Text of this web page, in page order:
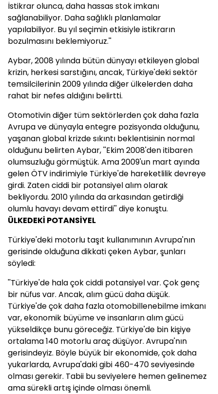
İstikrar olunca, daha hassas stok imkanı
sağlanabiliyor. Daha sağlıklı planlamalar
yapılabiliyor. Bu yıl seçimin etkisiyle istikrarın
bozulmasını beklemiyoruz.''
Aybar, 2008 yılında bütün dünyayı etkileyen global
krizin, herkesi sarstığını, ancak, Türkiye'deki sektör
temsilcilerinin 2009 yılında diğer ülkelerden daha
rahat bir nefes aldığını belirtti.
Otomotivin diğer tüm sektörlerden çok daha fazla
Avrupa ve dünyayla entegre pozisyonda olduğunu,
yaşanan global krizde sıkıntı beklentisinin normal
olduğunu belirten Aybar, ''Ekim 2008'den itibaren
olumsuzluğu görmüştük. Ama 2009'un mart ayında
gelen ÖTV indirimiyle Türkiye'de hareketlilik devreye
girdi. Zaten ciddi bir potansiyel alım olarak
bekliyordu. 2010 yılında da arkasından getirdiği
olumlu havayı devam ettirdi'' diye konuştu.
ÜLKEDEKİ POTANSİYEL
Türkiye'deki motorlu taşıt kullanımının Avrupa'nın
gerisinde olduğuna dikkati çeken Aybar, şunları
söyledi:
''Türkiye'de hala çok ciddi potansiyel var. Çok genç
bir nüfus var. Ancak, alım gücü daha düşük.
Türkiye'de çok daha fazla otomobillenebilme imkanı
var, ekonomik büyüme ve insanların alım gücü
yükseldikçe bunu göreceğiz. Türkiye'de bin kişiye
ortalama 140 motorlu araç düşüyor. Avrupa'nın
gerisindeyiz. Böyle büyük bir ekonomide, çok daha
yukarlarda, Avrupa'daki gibi 460-470 seviyesinde
olması gerekir. Tabii bu seviyelere hemen gelinemez
ama sürekli artış içinde olması önemli.